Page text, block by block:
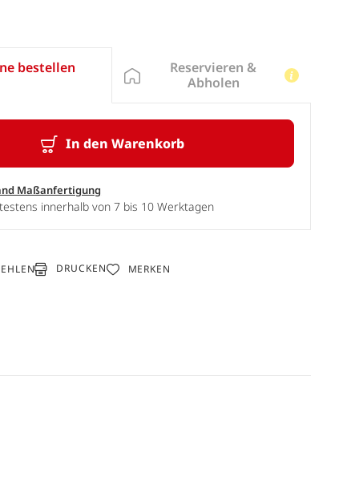
bestellen
In den Warenkorb
Maßanfertigung
innerhalb von 7 bis 10 Werktagen
Reservieren &
Abholen
DRUCKEN MERKEN